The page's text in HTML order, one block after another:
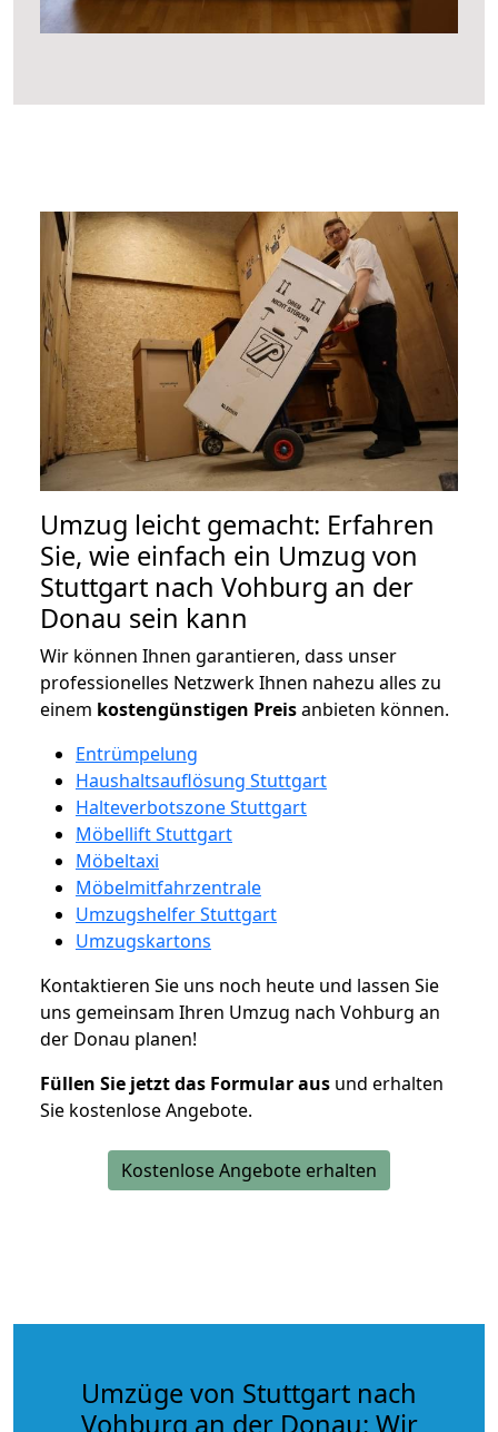
Umzug leicht gemacht: Erfahren
Sie, wie einfach ein Umzug von
Stuttgart nach Vohburg an der
Donau sein kann
Wir können Ihnen garantieren, dass unser
professionelles Netzwerk Ihnen nahezu alles zu
einem kostengünstigen Preisanbieten können.
Entrümpelung
Haushaltsauflösung Stuttgart
Halteverbotszone Stuttgart
Möbellift Stuttgart
Möbeltaxi
Möbelmitfahrzentrale
Umzugshelfer Stuttgart
Umzugskartons
Kontaktieren Sie uns noch heute und lassen Sie
uns gemeinsam Ihren Umzug nach Vohburg an
der Donau planen!
Füllen Sie jetzt das Formular aus und erhalten
Sie kostenlose Angebote.
Kostenlose Angebote erhalten
Umzüge von Stuttgart nach
Vohburg an der Donau: Wir